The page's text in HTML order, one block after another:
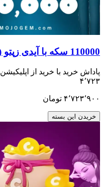
110000 سکه با آیدی زپتو (Zepeto)
پاداش خرید با خرید از اپلیکیشن
۴٬۷۲۳
۴٬۷۲۳٬۹۰۰ تومان
خریدن این بسته